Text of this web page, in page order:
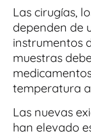
Las cirugías,
dependen de
instrumentos
muestras
temperatura
Las nuevas
han elevado